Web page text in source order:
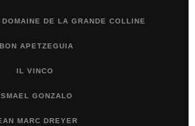
DE LA GRANDE COLLINE
APETZEGUIA
IL VINCO
GONZALO
MARC DREYER